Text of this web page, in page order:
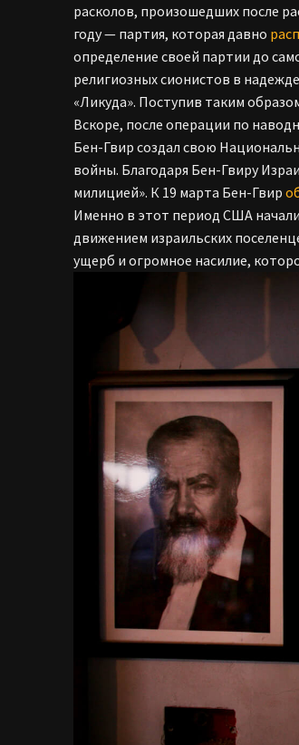
расколов, произошедших после
году — партия, которая давно
определение своей партии до
религиозных сионистов в
«Ликуда». Поступив таким
Вскоре, после операции по
Бен-Гвир создал свою
войны. Благодаря Бен-Гвиру
милицией». К 19 марта Бен-Гвир
Именно в этот период США
движением израильских
ущерб и огромное насилие,